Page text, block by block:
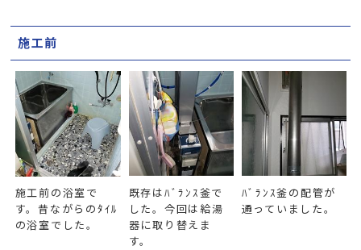
施工前
施工前の浴室で
す。昔ながらのﾀｲﾙ
の浴室でした。
既存はﾊﾞﾗﾝｽ釜で
した。今回は給湯
器に取り替えま
す。
ﾊﾞﾗﾝｽ釜の配管が
通っていました。